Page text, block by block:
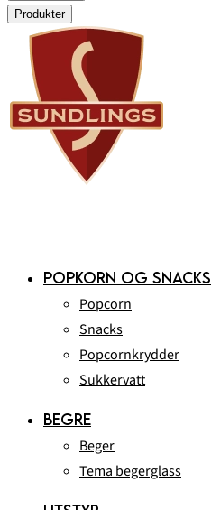
Produkter
POPKORN OG SNACKS
Popcorn
Snacks
Popcornkrydder
Sukkervatt
BEGRE
Beger
Tema begerglass